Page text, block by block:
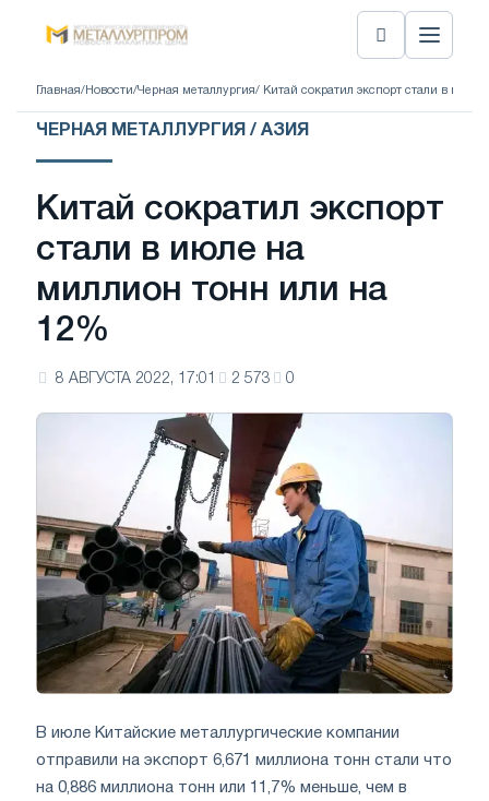
Главная/ Новости/Черная металлургия/ Китай сократил экспорт стали в
ЧЕРНАЯ МЕТАЛЛУРГИЯ / АЗИЯ
Китай сократил экспорт
стали в июле на
миллион тонн или на
12%
8 АВГУСТА 2022, 17:01 2 573 0
В июле Китайские металлургические компании
отправили на экспорт 6,671 миллиона тонн стали что
на 0,886 миллиона тонн или 11,7% меньше, чем в